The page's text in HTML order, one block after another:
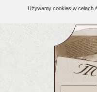
Używamy cookies w celach